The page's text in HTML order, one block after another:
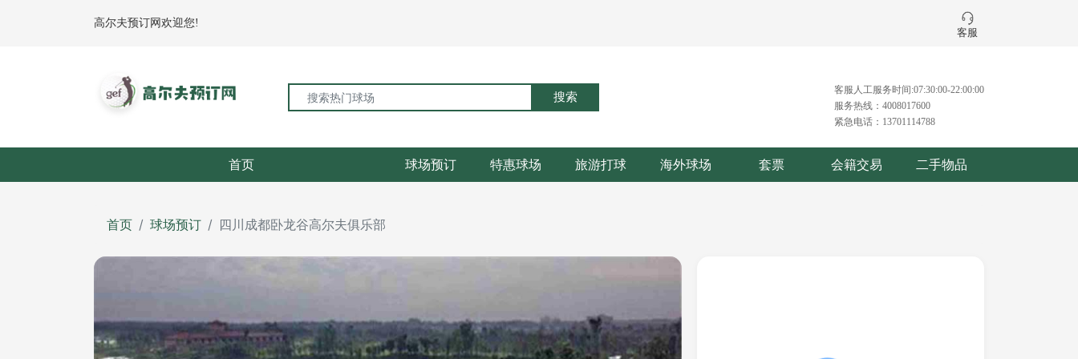
高尔夫预订网欢迎您!
客服
搜索
客服人工服务时间:07:30:00-22:00:00
服务热线：4008017600
紧急电话：13701114788
首页 球场预订 特惠球场 旅游打球 海外球场 套票 会籍交易 二手物品
首页 球场预订 四川成都卧龙谷高尔夫俱乐部